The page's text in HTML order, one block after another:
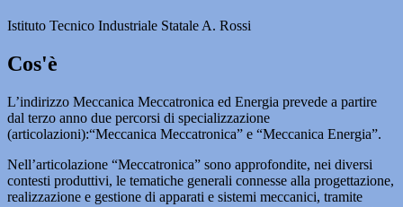
Istituto Tecnico Industriale Statale A. Rossi
Cos'è
L’indirizzo Meccanica Meccatronica ed Energia prevede a partire
dal terzo anno due percorsi di specializzazione
(articolazioni):“Meccanica Meccatronica” e “Meccanica Energia”.
Nell’articolazione “Meccatronica” sono approfondite, nei diversi
contesti produttivi, le tematiche generali connesse alla progettazione,
realizzazione e gestione di apparati e sistemi meccanici, tramite